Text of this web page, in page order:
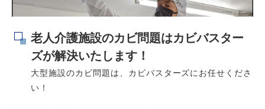
老人介護施設のカビ問題はカビバスター
ズが解決いたします！
大型施設のカビ問題は、カビバスターズにお任せくださ
い！